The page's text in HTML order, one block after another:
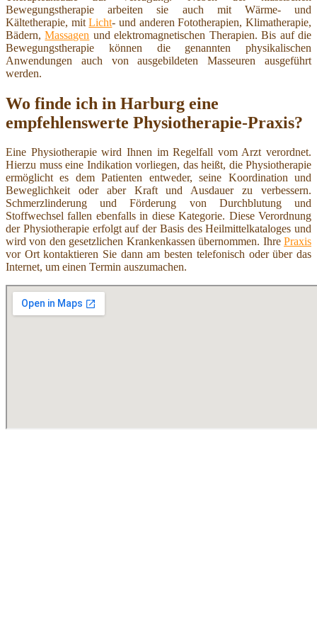
Bewegungstherapie arbeiten sie auch mit Wärme- und
Kältetherapie, mitLicht- und anderen Fototherapien, Klimatherapie,
Bädern,Massagen und elektromagnetischen Therapien. Bis auf die
Bewegungstherapie können die genannten physikalischen
Anwendungen auch von ausgebildeten Masseuren ausgeführt
werden.
Wo finde ich in Harburg eine
empfehlenswerte Physiotherapie-Praxis?
Eine Physiotherapie wird Ihnen im Regelfall vom Arzt verordnet.
Hierzu muss eine Indikation vorliegen, das heißt, die Physiotherapie
ermöglicht es dem Patienten entweder, seine Koordination und
Beweglichkeit oder aber Kraft und Ausdauer zu verbessern.
Schmerzlinderung und Förderung von Durchblutung und
Stoffwechsel fallen ebenfalls in diese Kategorie. Diese Verordnung
der Physiotherapie erfolgt auf der Basis des Heilmittelkataloges und
wird von den gesetzlichen Krankenkassen übernommen. Ihre Praxis
vor Ort kontaktieren Sie dann am besten telefonisch oder über das
Internet, um einen Termin auszumachen.